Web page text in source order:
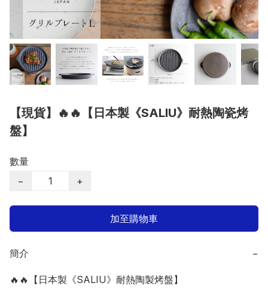
【現貨】🔥🔥【日本製《SALIU》耐熱陶瓷烤
盤】
數量
−
+
加至購物車
簡介 −
🔥🔥【日本製《SALIU》耐熱陶製烤盤】